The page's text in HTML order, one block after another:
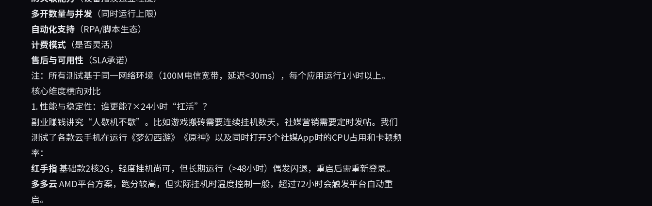
多开数量与并发 （同时运行上限）
自动化支持 （RPA/脚本生态）
计费模式 （是否灵活）
售后与可用性 （SLA承诺）
注：所有测试基于同一网络环境（100M电信宽带，延迟<30ms），每个应用运行1小时以上。
核心维度横向对比
1. 性能与稳定性：谁更能7×24小时“扛活”？
副业赚钱讲究“人歇机不歇”。比如游戏搬砖需要连续挂机数天，社媒营销需要定时发帖。我们
测试了各款云手机在运行《梦幻西游》《原神》以及同时打开5个社媒App时的CPU占用和卡顿频
率：
红手指基础款2核2G，轻度挂机尚可，但长期运行（>48小时）偶发闪退，重启后需重新登录。
多多云AMD平台方案，跑分较高，但实际挂机时温度控制一般，超过72小时会触发平台自动重
启。